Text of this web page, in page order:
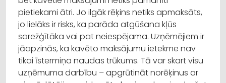
pietiekami ātri. Jo ilgāk rēķins netiks apmaksāts,
jo lielāks ir risks, ka parāda atgūšana kļūs
sarežģītāka vai pat neiespējama. Uzņēmējiem ir
jāapzinās, ka kavēto maksājumu ietekme nav
tikai īstermiņa naudas trūkums. Tā var skart visu
uzņēmuma darbību – apgrūtināt norēķinus ar